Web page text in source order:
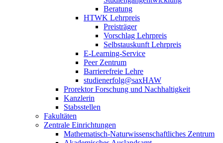
Beratung
HTWK Lehrpreis
Preisträger
Vorschlag Lehrpreis
Selbstauskunft Lehrpreis
E-Learning-Service
Peer Zentrum
Barrierefreie Lehre
studienerfolg@saxHAW
Prorektor Forschung und Nachhaltigkeit
Kanzlerin
Stabsstellen
Fakultäten
Zentrale Einrichtungen
Mathematisch-Naturwissenschaftliches Zentrum